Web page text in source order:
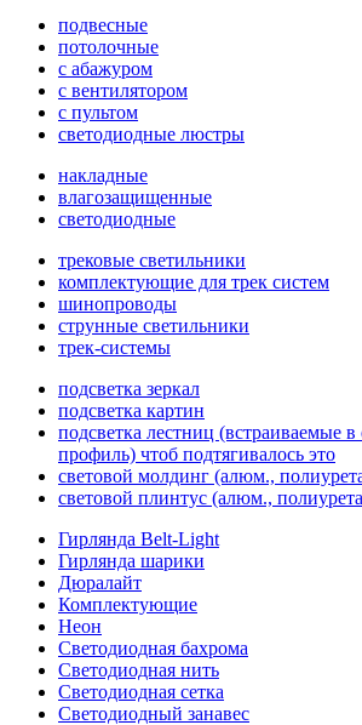
подвесные
потолочные
с абажуром
с вентилятором
с пультом
светодиодные люстры
накладные
влагозащищенные
светодиодные
трековые светильники
комплектующие для трек систем
шинопроводы
струнные светильники
трек-системы
подсветка зеркал
подсветка картин
подсветка лестниц (встраиваемые
профиль) чтоб подтягивалось это
световой молдинг (алюм.,
световой плинтус (алюм.,
Гирлянда Belt-Light
Гирлянда шарики
Дюралайт
Комплектующие
Неон
Светодиодная бахрома
Светодиодная нить
Светодиодная сетка
Светодиодный занавес